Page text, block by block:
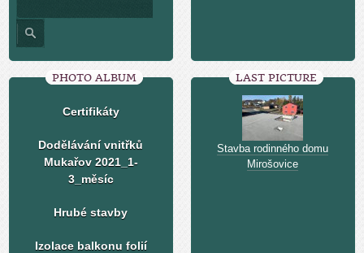
PHOTO ALBUM
Certifikáty
Dodělávání vnitřků
Mukařov 2021_1-
3_měsíc
Hrubé stavby
Izolace balkonu folií
LAST PICTURE
Stavba rodinného domu
Mirošovice